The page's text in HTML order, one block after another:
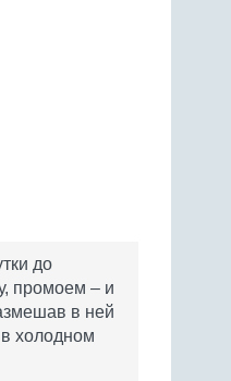
до
промоем – и
в ней
холодном